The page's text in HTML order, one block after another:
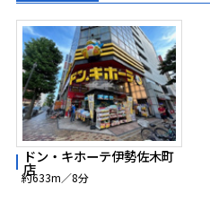
ドン・キホーテ伊勢佐木町
店
約633m／8分